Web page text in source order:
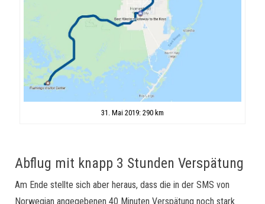
31. Mai 2019: 290 km
Abflug mit knapp 3 Stunden Verspätung
Am Ende stellte sich aber heraus, dass die in der SMS von
Norwegian angegebenen 40 Minuten Verspätung noch stark